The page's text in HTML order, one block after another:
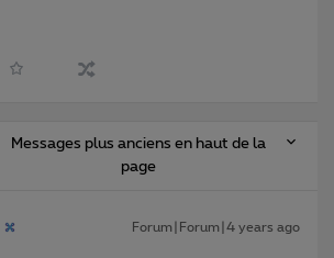
Messages plus anciens en haut de la
page
Forum|Forum|4 years ago